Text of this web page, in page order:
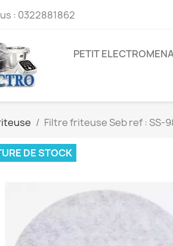
: 0322881862
PETIT
Filtre friteuse Seb ref : SS-
DE STOCK